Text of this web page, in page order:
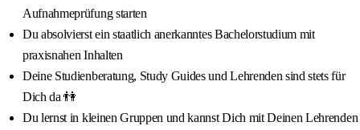
Aufnahmeprüfung starten
Du absolvierst ein staatlich anerkanntes Bachelorstudium mit
praxisnahen Inhalten
Deine Studienberatung, Study Guides und Lehrenden sind stets für
Dich da 👫
Du lernst in kleinen Gruppen und kannst Dich mit Deinen Lehrenden